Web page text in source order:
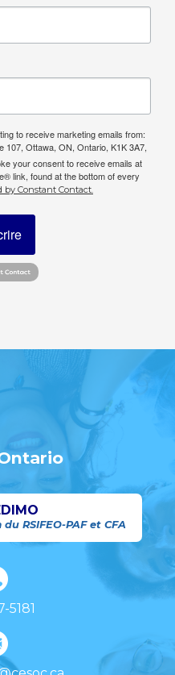
to receive marketing emails from:
107, Ottawa, ON, Ontario, K1K 3A7,
your consent to receive emails at
link, found at the bottom of every
by Constant Contact.
RSIFEO-PAF et CFA
5181